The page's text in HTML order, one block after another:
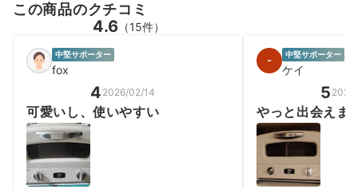
この商品のクチコミ
4.6 （15件）
中堅サポーター
fox
4 2026/02/14
可愛いし、使いやすい
中堅サポーター
ケイ
5
やっと出会えま